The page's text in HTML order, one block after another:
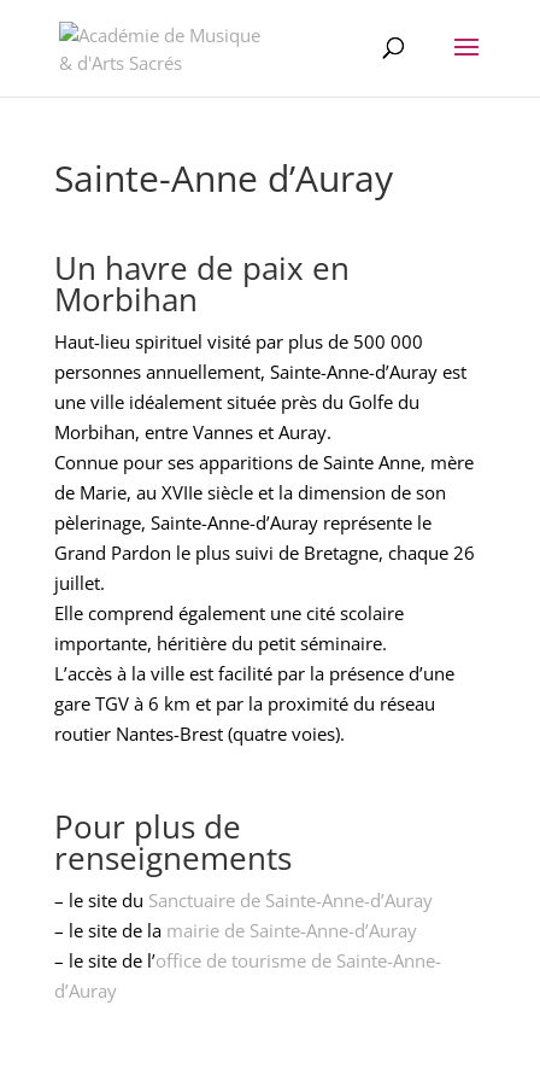
Sainte-Anne d’Auray
Un havre de paix en
Morbihan
Haut-lieu spirituel visité par plus de 500 000
personnes annuellement, Sainte-Anne-d’Auray est
une ville idéalement située près du Golfe du
Morbihan, entre Vannes et Auray.
Connue pour ses apparitions de Sainte Anne, mère
de Marie, au XVIIe siècle et la dimension de son
pèlerinage, Sainte-Anne-d’Auray représente le
Grand Pardon le plus suivi de Bretagne, chaque 26
juillet.
Elle comprend également une cité scolaire
importante, héritière du petit séminaire.
L’accès à la ville est facilité par la présence d’une
gare TGV à 6 km et par la proximité du réseau
routier Nantes-Brest (quatre voies).
Pour plus de
renseignements
– le site du Sanctuaire de Sainte-Anne-d’Auray
– le site de la mairie de Sainte-Anne-d’Auray
– le site de l’office de tourisme de Sainte-Anne-
d’Auray